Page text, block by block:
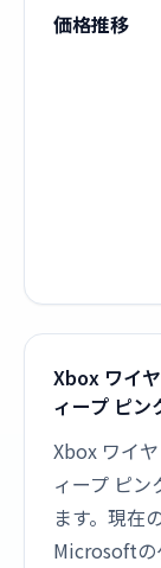
価格推移
Xbox ワイ
ィープ ピ
Xbox ワイ
ィープ ピ
ます。現在
Microsoftの